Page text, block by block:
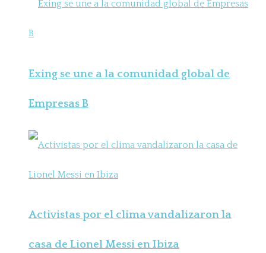
Exing se une a la comunidad global de
Empresas B
Activistas por el clima vandalizaron la
casa de Lionel Messi en Ibiza